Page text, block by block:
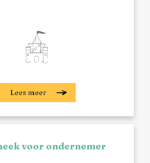
Lees meer
voor ondernemer